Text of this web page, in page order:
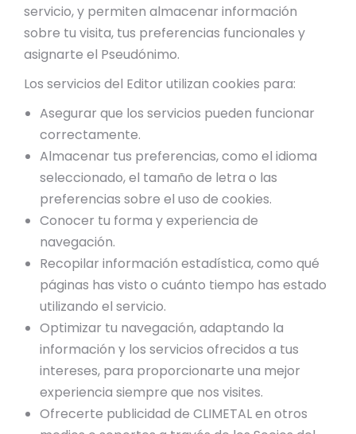
servicio, y permiten almacenar información
sobre tu visita, tus preferencias funcionales y
asignarte el Pseudónimo.
Los servicios del Editor utilizan cookies para:
Asegurar que los servicios pueden funcionar
correctamente.
Almacenar tus preferencias, como el idioma
seleccionado, el tamaño de letra o las
preferencias sobre el uso de cookies.
Conocer tu forma y experiencia de
navegación.
Recopilar información estadística, como qué
páginas has visto o cuánto tiempo has estado
utilizando el servicio.
Optimizar tu navegación, adaptando la
información y los servicios ofrecidos a tus
intereses, para proporcionarte una mejor
experiencia siempre que nos visites.
Ofrecerte publicidad de CLIMETAL en otros